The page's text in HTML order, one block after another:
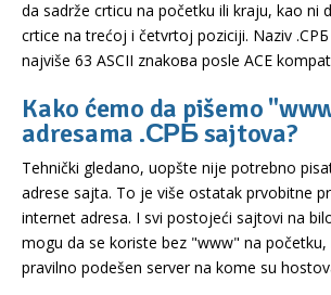
da sadrže crticu na početku ili kraju, kao ni
crtice na trećoj i četvrtoj poziciji. Naziv
najviše 63 ASCII znakова posle ACE
Kako ćemo da pišemo
adresama .СРБ sajtova?
Tehnički gledano, uopšte nije potrebno
adrese sajta. To je više ostatak prvobitne
internet adresa. I svi postojeći sajtovi na
mogu da se koriste bez "www" na
pravilno podešen server na kome su